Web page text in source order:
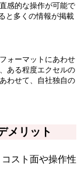
感的な操作が可能で
と多くの情報が掲載
ォーマットにあわせ
ある程度エクセルの
わせて、自社独自の
メリット
スト面や操作性